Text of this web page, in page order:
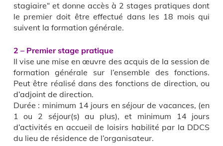
stagiaire“ et donne accès à 2 stages pratiques dont
le premier doit être effectué dans les 18 mois qui
suivent la formation générale.
2 – Premier stage pratique
II vise une mise en œuvre des acquis de la session de
formation générale sur l’ensemble des fonctions.
Peut être réalisé dans des fonctions de direction, ou
d’adjoint de direction.
Durée : minimum 14 jours en séjour de vacances, (en
1 ou 2 séjour(s) au plus), et minimum 14 jours
d’activités en accueil de loisirs habilité par la DDCS
du lieu de résidence de l’organisateur.